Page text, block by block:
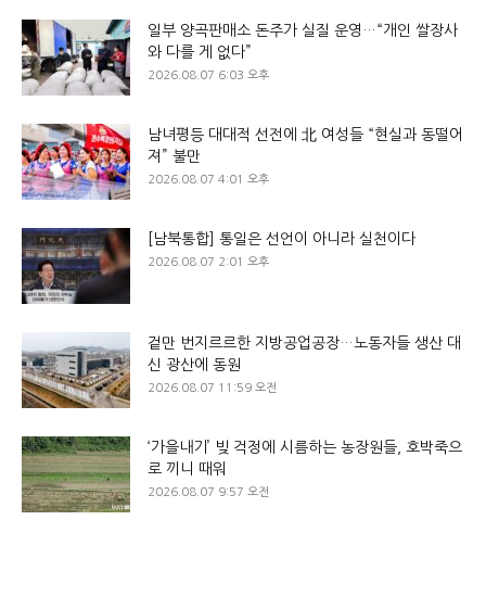
일부 양곡판매소 돈주가 실질 운영…“개인 쌀장사
와 다를 게 없다”
2026.08.07 6:03 오후
남녀평등 대대적 선전에 北 여성들 “현실과 동떨어
져” 불만
2026.08.07 4:01 오후
[남북통합] 통일은 선언이 아니라 실천이다
2026.08.07 2:01 오후
겉만 번지르르한 지방공업공장…노동자들 생산 대
신 광산에 동원
2026.08.07 11:59 오전
‘가을내기’ 빚 걱정에 시름하는 농장원들, 호박죽으
로 끼니 때워
2026.08.07 9:57 오전